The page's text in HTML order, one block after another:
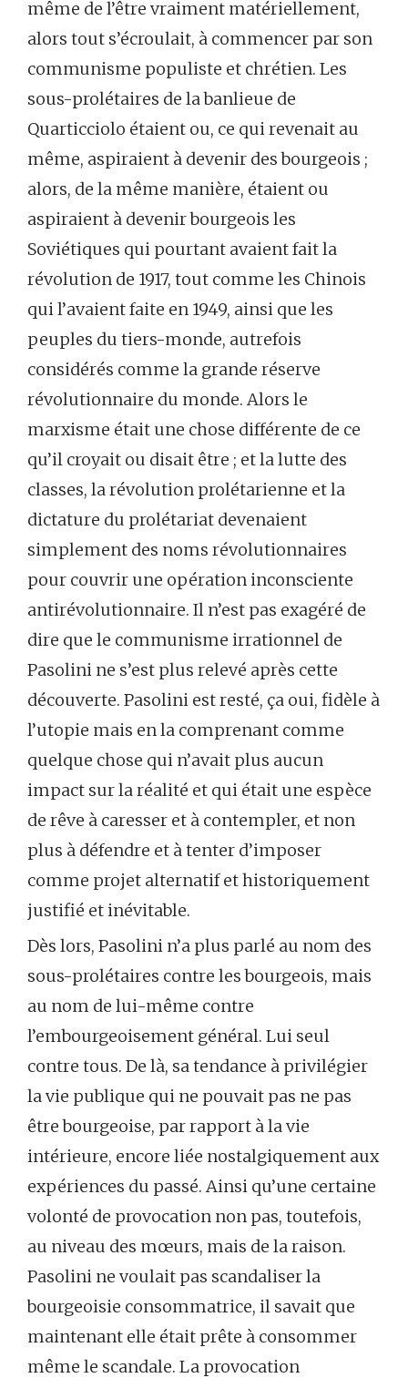
même de l’être vraiment matériellement,
alors tout s’écroulait, à commencer par son
communisme populiste et chrétien. Les
sous-prolétaires de la banlieue de
Quarticciolo étaient ou, ce qui revenait au
même, aspiraient à devenir des bourgeois ;
alors, de la même manière, étaient ou
aspiraient à devenir bourgeois les
Soviétiques qui pourtant avaient fait la
révolution de 1917, tout comme les Chinois
qui l’avaient faite en 1949, ainsi que les
peuples du tiers-monde, autrefois
considérés comme la grande réserve
révolutionnaire du monde. Alors le
marxisme était une chose différente de ce
qu’il croyait ou disait être ; et la lutte des
classes, la révolution prolétarienne et la
dictature du prolétariat devenaient
simplement des noms révolutionnaires
pour couvrir une opération inconsciente
antirévolutionnaire. Il n’est pas exagéré de
dire que le communisme irrationnel de
Pasolini ne s’est plus relevé après cette
découverte. Pasolini est resté, ça oui, fidèle à
l’utopie mais en la comprenant comme
quelque chose qui n’avait plus aucun
impact sur la réalité et qui était une espèce
de rêve à caresser et à contempler, et non
plus à défendre et à tenter d’imposer
comme projet alternatif et historiquement
justifié et inévitable.
Dès lors, Pasolini n’a plus parlé au nom des
sous-prolétaires contre les bourgeois, mais
au nom de lui-même contre
l’embourgeoisement général. Lui seul
contre tous. De là, sa tendance à privilégier
la vie publique qui ne pouvait pas ne pas
être bourgeoise, par rapport à la vie
intérieure, encore liée nostalgiquement aux
expériences du passé. Ainsi qu’une certaine
volonté de provocation non pas, toutefois,
au niveau des mœurs, mais de la raison.
Pasolini ne voulait pas scandaliser la
bourgeoisie consommatrice, il savait que
maintenant elle était prête à consommer
même le scandale. La provocation